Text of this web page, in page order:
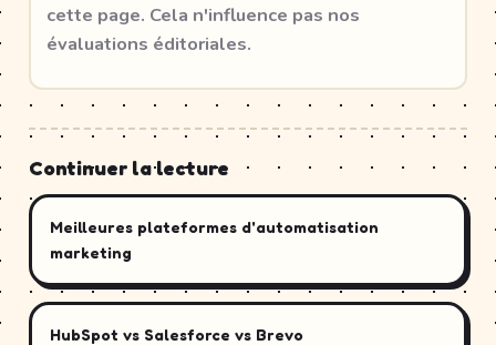
cette page. Cela n'influence pas nos
évaluations éditoriales.
Continuer la lecture
Meilleures plateformes d'automatisation
marketing
HubSpot vs Salesforce vs Brevo